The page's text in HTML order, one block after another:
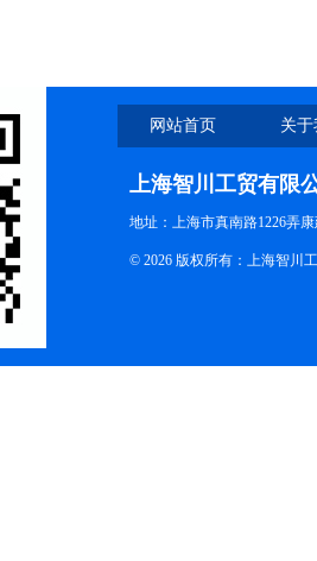
网站首页 关
上海智川工贸有限
地址：上海市真南路1226弄
© 2026 版权所有：上海智川